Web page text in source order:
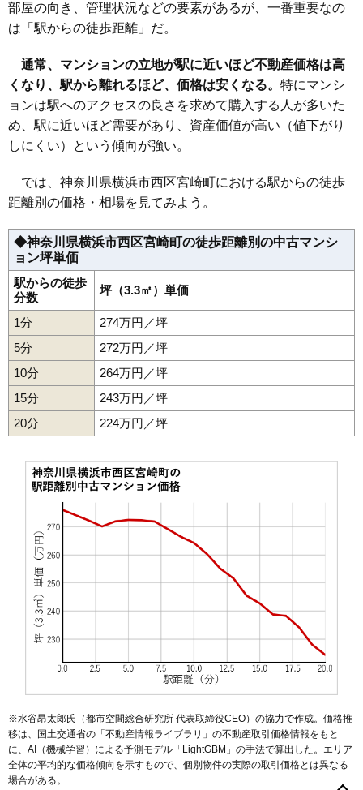
部屋の向き、管理状況などの要素があるが、一番重要なの
は「駅からの徒歩距離」だ。
通常、マンションの立地が駅に近いほど不動産価格は高
くなり、駅から離れるほど、価格は安くなる。 特にマンシ
ョンは駅へのアクセスの良さを求めて購入する人が多いた
め、駅に近いほど需要があり、資産価値が高い（値下がり
しにくい）という傾向が強い。
では、神奈川県横浜市西区宮崎町における駅からの徒歩
距離別の価格・相場を見てみよう。
◆神奈川県横浜市西区宮崎町の徒歩距離別の中古マンシ
ョン坪単価
駅からの徒歩
分数
坪（3.3㎡）単価
1分
274万円／坪
5分
272万円／坪
10分
264万円／坪
15分
243万円／坪
20分
224万円／坪
※水谷昂太郎氏（都市空間総合研究所 代表取締役CEO）の協力で作成。価格推
移は、国土交通省の「不動産情報ライブラリ 」の不動産取引価格情報をもと
に、AI（機械学習）による予測モデル「LightGBM」の手法で算出した。エリア
全体の平均的な価格傾向を示すもので、個別物件の実際の取引価格とは異なる
場合がある。